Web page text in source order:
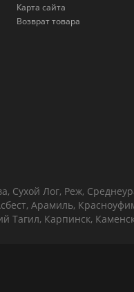
Карта сайта
Возврат товара
Лог, Реж,
Арамиль,
Тагил, Карпинск,